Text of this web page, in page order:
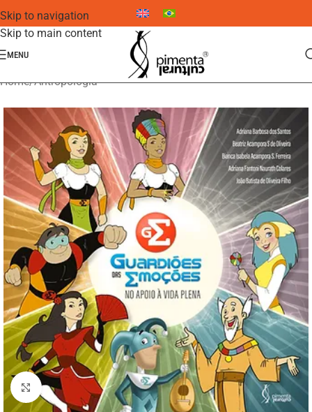
Skip to navigation
Skip to main content
MENU
Home/Antropologia
Click to enlarge